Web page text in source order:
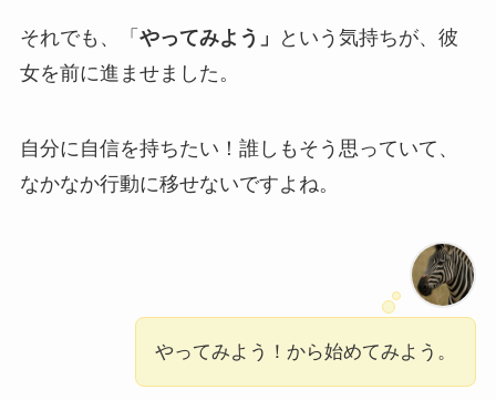
それでも、「 やってみよう」
という気持ちが、彼
女を前に進ませました。
自分に自信を持ちたい！誰しもそう思っていて、
なかなか行動に移せないですよね。
やってみよう！から始めてみよう。